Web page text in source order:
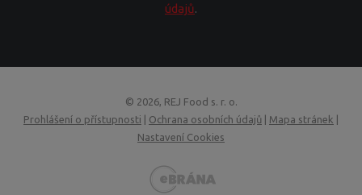
údajů.
© 2026, REJ Food s. r. o.
Prohlášení o přístupnosti | Ochrana osobních údajů | Mapa stránek |
Nastavení Cookies